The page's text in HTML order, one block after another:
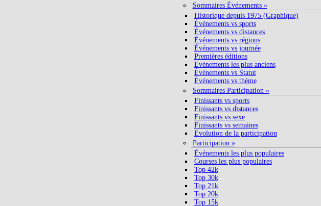
Sommaires Événements »
Historique depuis 1975 (Graphique)
Événements vs sports
Événements vs distances
Événements vs régions
Événements vs journée
Premières éditions
Evénements les plus anciens
Événements vs Statut
Événements vs thème
Sommaires Participation »
Finissants vs sports
Finissants vs distances
Finissants vs sexe
Finissants vs semaines
Evolution de la participation
Participation »
Événements les plus populaires
Courses les plus populaires
Top 42k
Top 30k
Top 21k
Top 20k
Top 15k